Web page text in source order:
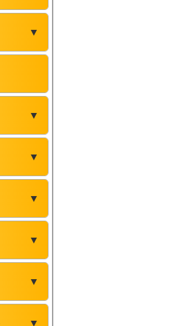
▼
▼
▼
▼
▼
▼
▼